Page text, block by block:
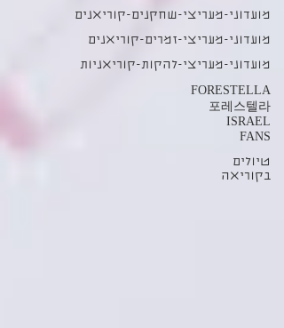
מועדוני-מעריצי-שחקנים-קוריאנים
מועדוני-מעריצי-זמרים-קוריאנים
מועדוני-מעריצי-להקות-קוריאניות
FORESTELLA
포레스텔라
ISRAEL
FANS
טיולים
בקוריאה